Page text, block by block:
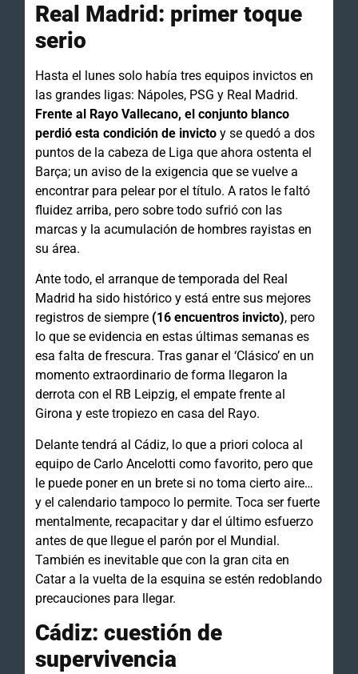
Real Madrid: primer toque
serio
Hasta el lunes solo había tres equipos invictos en
las grandes ligas: Nápoles, PSG y Real Madrid.
Frente al Rayo Vallecano, el conjunto blanco
perdió esta condición de invicto y se quedó a dos
puntos de la cabeza de Liga que ahora ostenta el
Barça; un aviso de la exigencia que se vuelve a
encontrar para pelear por el título. A ratos le faltó
fluidez arriba, pero sobre todo sufrió con las
marcas y la acumulación de hombres rayistas en
su área.
Ante todo, el arranque de temporada del Real
Madrid ha sido histórico y está entre sus mejores
registros de siempre (16 encuentros invicto), pero
lo que se evidencia en estas últimas semanas es
esa falta de frescura. Tras ganar el ‘Clásico’ en un
momento extraordinario de forma llegaron la
derrota con el RB Leipzig, el empate frente al
Girona y este tropiezo en casa del Rayo.
Delante tendrá al Cádiz, lo que a priori coloca al
equipo de Carlo Ancelotti como favorito, pero que
le puede poner en un brete si no toma cierto aire…
y el calendario tampoco lo permite. Toca ser fuerte
mentalmente, recapacitar y dar el último esfuerzo
antes de que llegue el parón por el Mundial.
También es inevitable que con la gran cita en
Catar a la vuelta de la esquina se estén redoblando
precauciones para llegar.
Cádiz: cuestión de
supervivencia